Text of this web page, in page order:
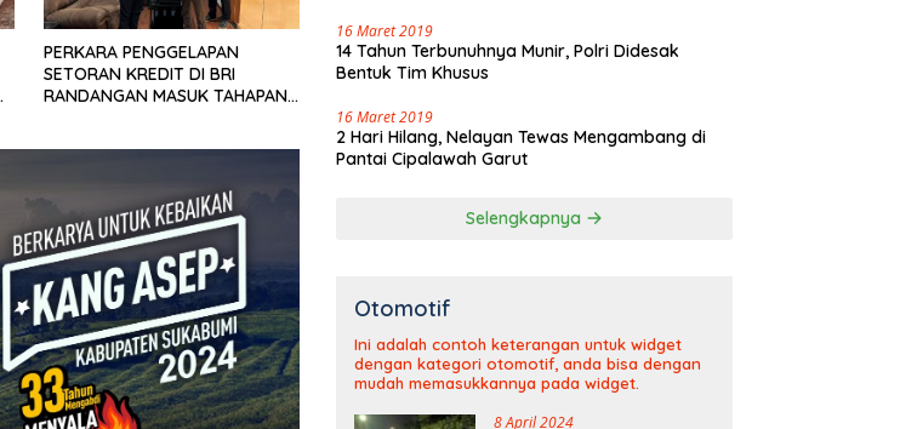
PERKARA PENGGELAPAN
SETORAN KREDIT DI BRI
RANDANGAN MASUK TAHAPAN
16 Maret 2019
14 Tahun Terbunuhnya Munir, Polri Didesak
Bentuk Tim Khusus
16 Maret 2019
2 Hari Hilang, Nelayan Tewas Mengambang di
Pantai Cipalawah Garut
Selengkapnya
Otomotif
Ini adalah contoh keterangan untuk widget
dengan kategori otomotif, anda bisa dengan
mudah memasukkannya pada widget.
8 April 2024